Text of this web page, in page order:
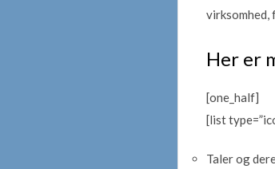
virksomhed,
Her er
[one_half]
[list
Taler og